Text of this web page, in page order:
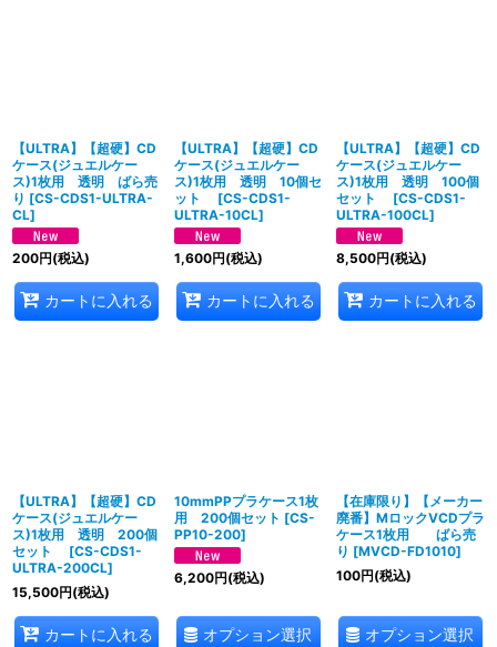
【ULTRA】【超硬】CD
ケース(ジュエルケー
ス)1枚用 透明 ばら売
り [CS-CDS1-ULTRA-
CL]
200円(税込)
カートに入れる
【ULTRA】【超硬】CD
ケース(ジュエルケー
ス)1枚用 透明 10個セ
ット
[CS-CDS1-
ULTRA-10CL]
1,600円(税込)
カートに入れる
【ULTRA】【超硬】CD
ケース(ジュエルケー
ス)1枚用 透明 100個
セット
[CS-CDS1-
ULTRA-100CL]
8,500円(税込)
カートに入れる
【ULTRA】【超硬】CD
ケース(ジュエルケー
ス)1枚用 透明 200個
セット
[CS-CDS1-
ULTRA-200CL]
15,500円(税込)
カートに入れる
10mmPPプラケース1枚
用 200個セット [CS-
PP10-200]
6,200円(税込)
オプション選択
【在庫限り】【メーカー
廃番】MロックVCDプラ
ケース1枚用 ばら売
り [MVCD-FD1010]
100円(税込)
オプション選択